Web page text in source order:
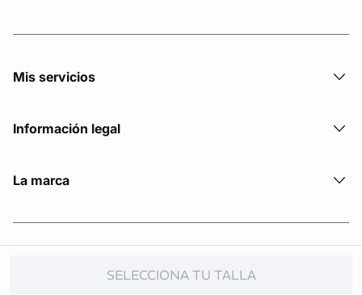
SELECCIONA TU TALLA
Mis servicios
Información legal
La marca